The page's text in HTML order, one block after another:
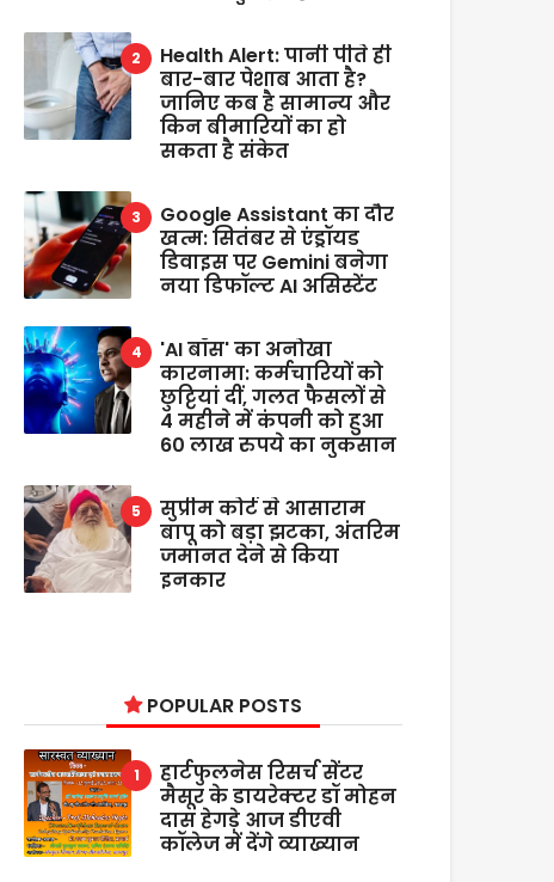
Health Alert: पानी पीते ही
बार-बार पेशाब आता है?
जानिए कब है सामान्य और
किन बीमारियों का हो
सकता है संकेत
Google Assistant का दौर
खत्म: सितंबर से एंड्रॉयड
डिवाइस पर Gemini बनेगा
नया डिफॉल्ट AI असिस्टेंट
'AI बॉस' का अनोखा
कारनामा: कर्मचारियों को
छुट्टियां दीं, गलत फैसलों से
4 महीने में कंपनी को हुआ
60 लाख रुपये का नुकसान
सुप्रीम कोर्ट से आसाराम
बापू को बड़ा झटका, अंतरिम
जमानत देने से किया
इनकार
POPULAR POSTS
हार्टफुलनेस रिसर्च सेंटर
मैसूर के डायरेक्टर डॉ मोहन
दास हेगड़े आज डीएवी
कॉलेज में देंगे व्याख्यान